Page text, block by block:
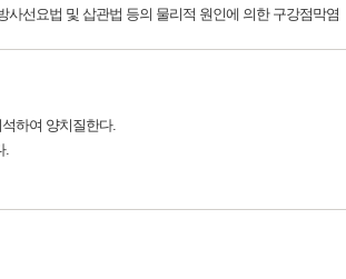
선요법 및 삽관법 등의 물리적 원인에 의한 구강점막염
석하여 양치질한다.
.